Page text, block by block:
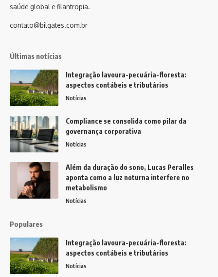
saúde global e filantropia.
contato@bilgates.com.br
Últimas notícias
Integração lavoura-pecuária-floresta:
aspectos contábeis e tributários
Notícias
Compliance se consolida como pilar da
governança corporativa
Notícias
Além da duração do sono, Lucas Peralles
aponta como a luz noturna interfere no
metabolismo
Notícias
Populares
Integração lavoura-pecuária-floresta:
aspectos contábeis e tributários
Notícias